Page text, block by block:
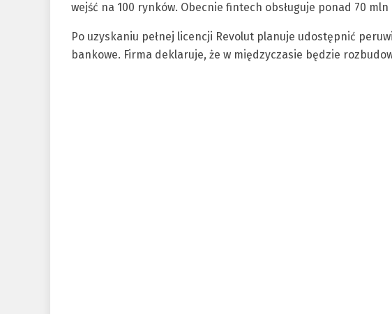
wejść na 100 rynków. Obecnie fintech obsługuje ponad 70
Po uzyskaniu pełnej licencji Revolut planuje udostępnić
bankowe. Firma deklaruje, że w międzyczasie będzie